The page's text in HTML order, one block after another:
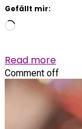
Gefällt mir:
Wird
Read more
Comment off